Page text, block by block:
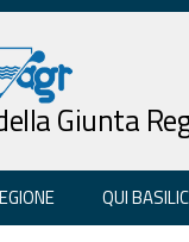
Giunta
QUI